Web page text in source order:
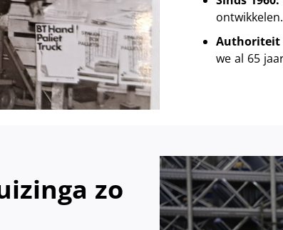
ontwikkelen.
Authoriteit
we al 65
zo